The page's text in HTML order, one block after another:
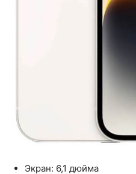
Экран: 6,1 дюйма